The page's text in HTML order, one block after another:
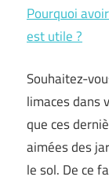
Pourquoi
est utile ?
Souhaitez-
limaces dans
que ces
aimées des
le sol. De ce